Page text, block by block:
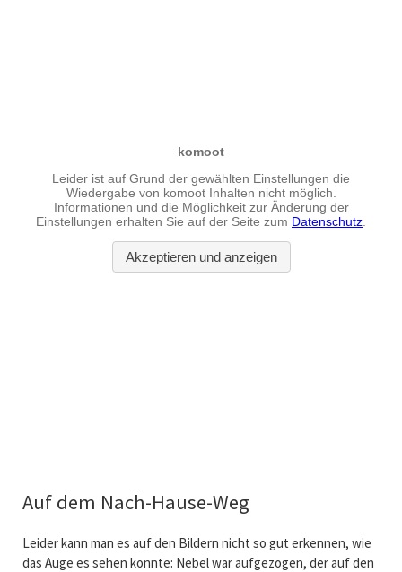
Auf dem Nach-Hause-Weg
Leider kann man es auf den Bildern nicht so gut erkennen, wie
das Auge es sehen konnte: Nebel war aufgezogen, der auf den